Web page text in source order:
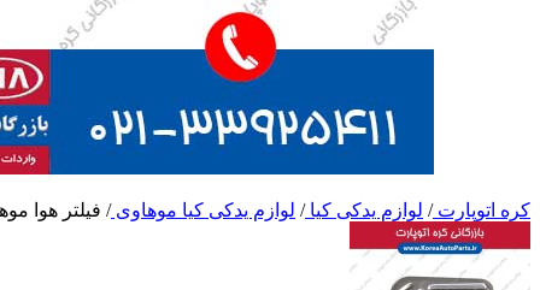
کره اتوپارت/ لوازم یدکی کیا/ لوازم یدکی کیا موهاوی/ فیلتر هوا